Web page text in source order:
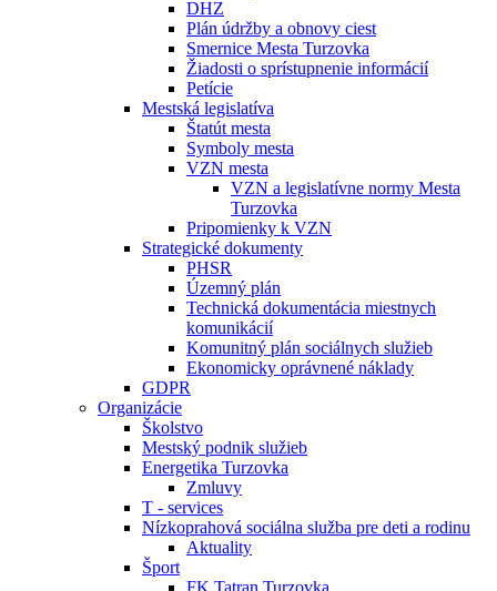
DHZ
Plán údržby a obnovy ciest
Smernice Mesta Turzovka
Žiadosti o sprístupnenie informácií
Petície
Mestská legislatíva
Štatút mesta
Symboly mesta
VZN mesta
VZN a legislatívne normy Mesta
Turzovka
Pripomienky k VZN
Strategické dokumenty
PHSR
Územný plán
Technická dokumentácia miestnych
komunikácií
Komunitný plán sociálnych služieb
Ekonomicky oprávnené náklady
GDPR
Organizácie
Školstvo
Mestský podnik služieb
Energetika Turzovka
Zmluvy
T - services
Nízkoprahová sociálna služba pre deti a rodinu
Aktuality
Šport
FK Tatran Turzovka